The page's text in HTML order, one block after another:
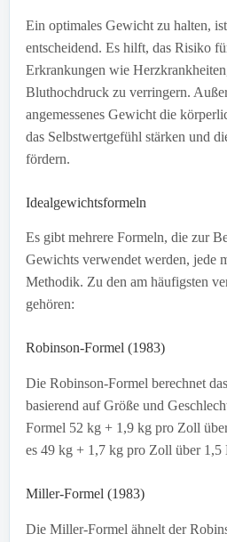
Ein optimales Gewicht zu halten,
entscheidend. Es hilft, das Risiko
Erkrankungen wie
Bluthochdruck zu verringern.
angemessenes Gewicht die
das Selbstwertgefühl stärken und
fördern.
Idealgewichtsformeln
Es gibt mehrere Formeln, die zur
Gewichts verwendet werden, jede
Methodik. Zu den am häufigsten
gehören:
Robinson-Formel (1983)
Die Robinson-Formel berechnet
basierend auf Größe und
Formel 52 kg + 1,9 kg pro Zoll
es 49 kg + 1,7 kg pro Zoll über 1,5
Miller-Formel (1983)
Die Miller-Formel ähnelt der